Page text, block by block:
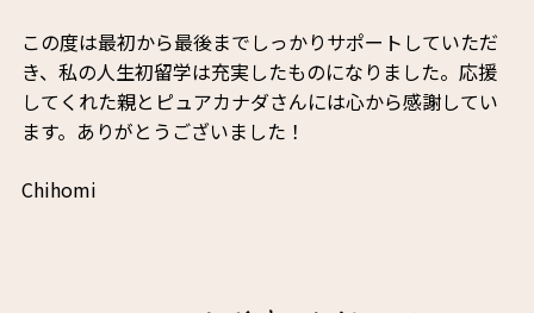
この度は最初から最後までしっかりサポートしていただ
き、私の人生初留学は充実したものになりました。応援
してくれた親とピュアカナダさんには心から感謝してい
ます。ありがとうございました！
Chihomi